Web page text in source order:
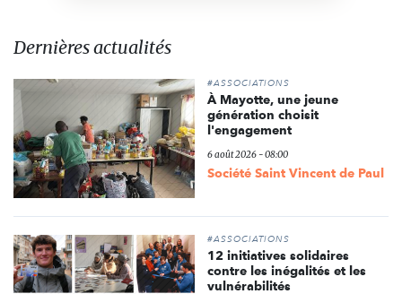
Dernières actualités
#ASSOCIATIONS
À Mayotte, une jeune
génération choisit
l'engagement
6 août 2026 - 08:00
Société Saint Vincent de Paul
#ASSOCIATIONS
12 initiatives solidaires
contre les inégalités et les
vulnérabilités